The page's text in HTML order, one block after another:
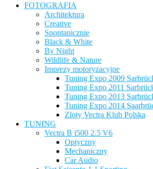
FOTOGRAFIA
Architektura
Creative
Spontanicznie
Black & White
By Night
Wildlife & Nature
Imprezy motoryzacyjne
Tuning Expo 2009
Tuning Expo 2011
Tuning Expo 2013
Tuning Expo 2014
Zloty Vectra Klub Polska
TUNING
Vectra B i500 2.5 V6
Optyczny
Mechaniczny
Car Audio